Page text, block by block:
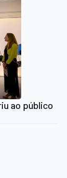
ao público